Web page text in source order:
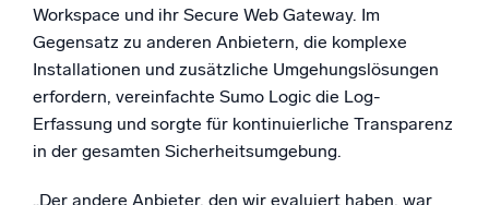
Workspace und ihr Secure Web Gateway. Im
Gegensatz zu anderen Anbietern, die komplexe
Installationen und zusätzliche Umgehungslösungen
erfordern, vereinfachte Sumo Logic die Log-
Erfassung und sorgte für kontinuierliche Transparenz
in der gesamten Sicherheitsumgebung.
„Der andere Anbieter, den wir evaluiert haben, war